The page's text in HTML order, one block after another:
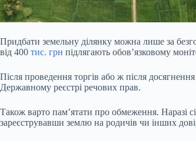
Придбати земельну ділянку можна лише за
від 400 тис. грн підлягають обов’язковому
Після проведення торгів або ж після
Державному реєстрі речових прав.
Також варто пам’ятати про обмеження. Наразі
зареєструвавши землю на родичів чи інших